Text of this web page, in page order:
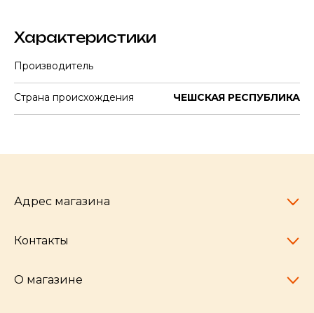
Характеристики
Производитель
Страна происхождения ЧЕШСКАЯ РЕСПУБЛИКА
Адрес магазина
Челябинск,
Контакты
pocherkartshop@mail.ru
О магазине